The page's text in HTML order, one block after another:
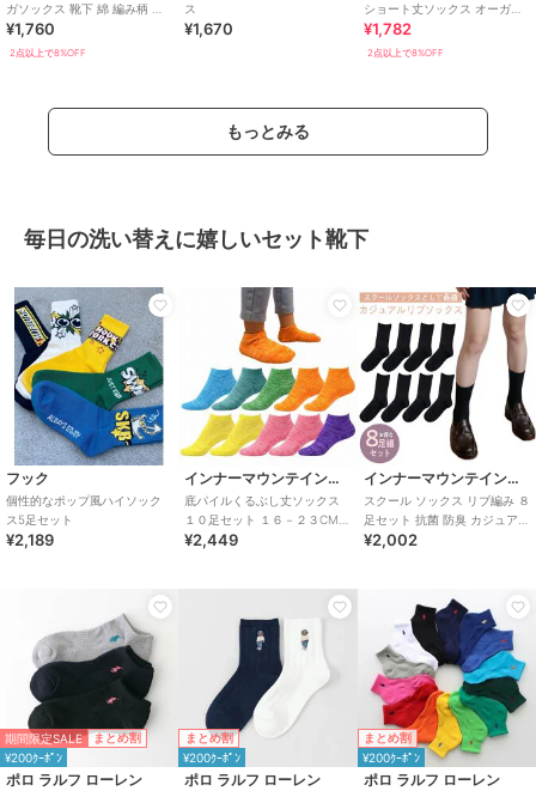
ガソックス 靴下 綿 編み柄 日
本製 11-26258
¥1,760
2点以上で8%OFF
ス
¥1,670
ショート丈ソックス オーガニ
ックコットン混 レディース
¥1,782
2点以上で8%OFF
もっとみる
毎日の洗い替えに嬉しいセット靴下
フック
個性的なポップ風ハイソック
ス5足セット
¥2,189
インナーマウンテイン９９
底パイルくるぶし丈ソックス
１０足セット １６－２３CM
グラデーション
¥2,449
インナーマウンテイン９９
スクール ソックス リブ編み ８
足セット 抗菌 防臭 カジュアル
靴下ハイクルー
¥2,002
期間限定SALE まとめ割
¥200ｸｰﾎﾟﾝ
ポロ ラルフ ローレン
まとめ割
¥200ｸｰﾎﾟﾝ
ポロ ラルフ ローレン
まとめ割
¥200ｸｰﾎﾟﾝ
ポロ ラルフ ローレン